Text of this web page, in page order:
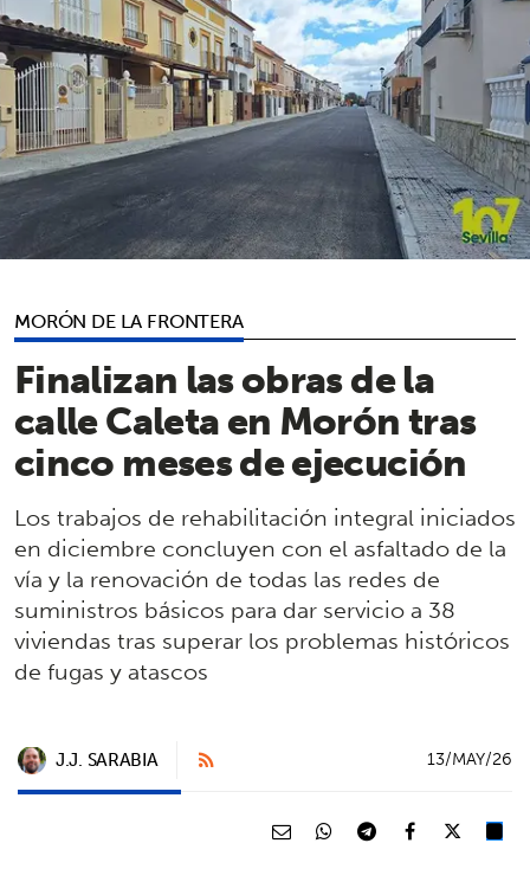
MORÓN DE LA FRONTERA
Finalizan las obras de la
calle Caleta en Morón tras
cinco meses de ejecución
Los trabajos de rehabilitación integral iniciados
en diciembre concluyen con el asfaltado de la
vía y la renovación de todas las redes de
suministros básicos para dar servicio a 38
viviendas tras superar los problemas históricos
de fugas y atascos
J.J. SARABIA 13/MAY/26